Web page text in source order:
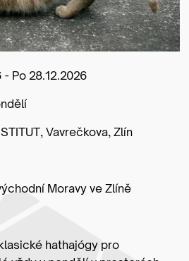
Po 28.12.2026
Vavrečkova, Zlín
Moravy ve Zlíně
hathajógy pro